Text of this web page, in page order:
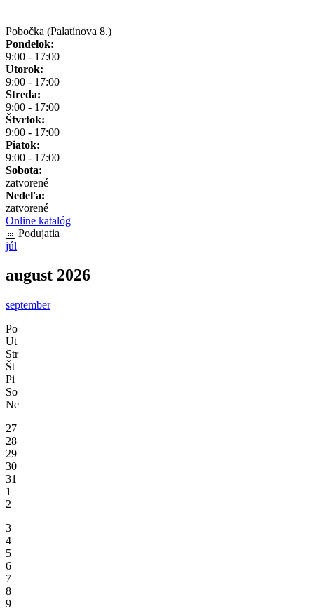
Pobočka (Palatínova 8.)
Pondelok:
9:00 - 17:00
Utorok:
9:00 - 17:00
Streda:
9:00 - 17:00
Štvrtok:
9:00 - 17:00
Piatok:
9:00 - 17:00
Sobota:
zatvorené
Nedeľa:
zatvorené
Online katalóg
Podujatia
júl
august 2026
september
Po
Ut
Str
Št
Pi
So
Ne
27
28
29
30
31
1
2
3
4
5
6
7
8
9